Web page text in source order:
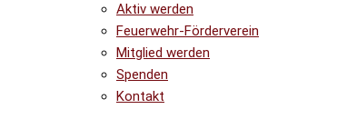
Aktiv werden
Feuerwehr-Förderverein
Mitglied werden
Spenden
Kontakt